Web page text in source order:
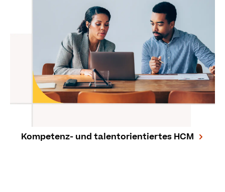
Kompetenz- und talentorientiertes HCM